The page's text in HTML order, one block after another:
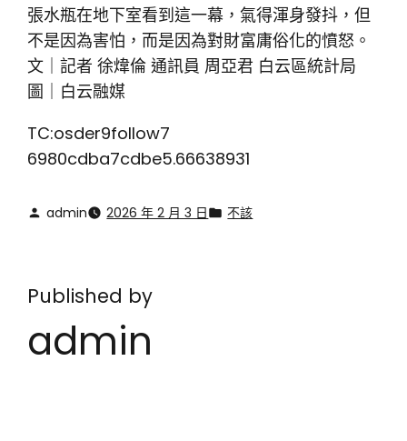
張水瓶在地下室看到這一幕，氣得渾身發抖，但
不是因為害怕，而是因為對財富庸俗化的憤怒。
文｜記者 徐煒倫 通訊員 周亞君 白云區統計局
圖｜白云融媒
TC:osder9follow7
6980cdba7cdbe5.66638931
admin 2026 年 2 月 3 日 不該
Published by
admin